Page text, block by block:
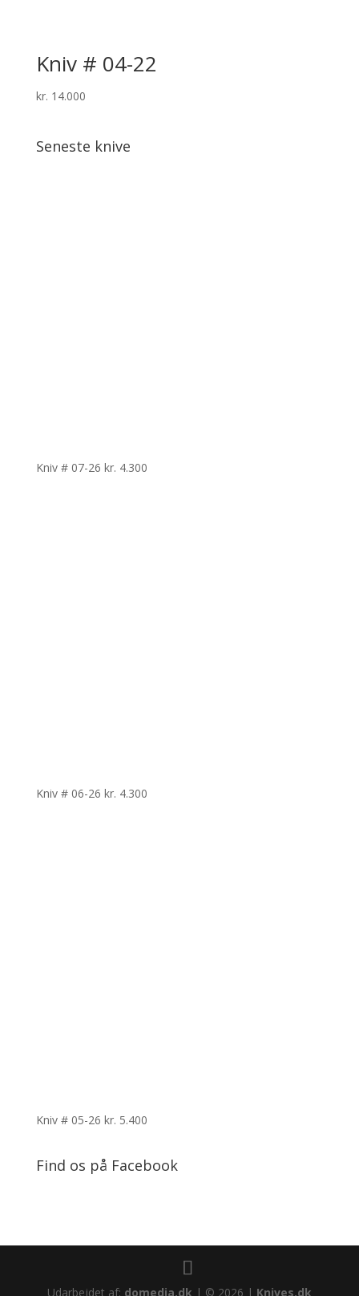
Kniv # 04-22
kr. 14.000
Seneste knive
Kniv # 07-26 kr. 4.300
Kniv # 06-26 kr. 4.300
Kniv # 05-26 kr. 5.400
Find os på Facebook
Udarbejdet af: domedia.dk | © 2026 | Knives.dk